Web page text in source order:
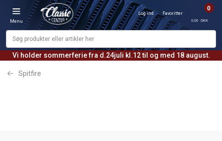
Vi holder sommerferie fra d.24juli kl.12 til og med 18 august.
Menu
Log ind Favoritter
0
0,00 DKK
Spitfire